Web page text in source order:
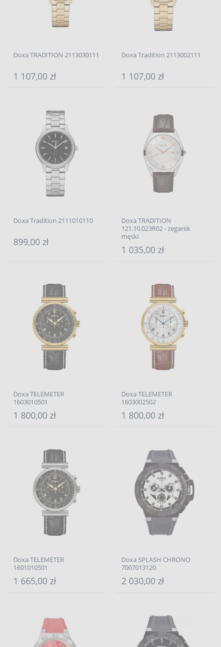
Doxa TRADITION 2113030111
1 107,00 zł
Doxa Tradition 2113002111
1 107,00 zł
Doxa Tradition 2111010110
899,00 zł
Doxa TRADITION
121.10.023R02 - zegarek
męski
1 035,00 zł
Doxa TELEMETER
1603010501
1 800,00 zł
Doxa TELEMETER
1603002502
1 800,00 zł
Doxa TELEMETER
1601010501
1 665,00 zł
Doxa SPLASH CHRONO
7007013120
2 030,00 zł